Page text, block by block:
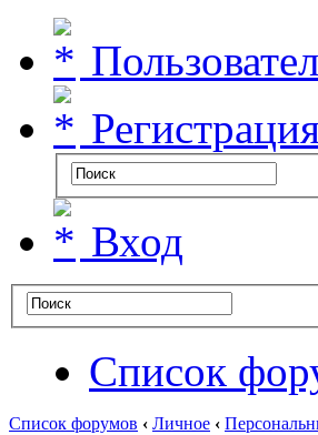
Вход
Список
Список форумов ‹ Личное ‹